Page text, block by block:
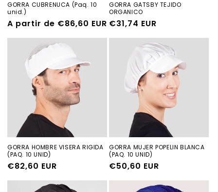
GORRA CUBRENUCA (Paq. 10
unid.)
Precio
habitual
A partir de €86,60 EUR
GORRA GATSBY TEJIDO
ORGANICO
Precio
habitual
€31,74 EUR
GORRA HOMBRE VISERA RIGIDA
(PAQ. 10 UNID)
Precio
habitual
€82,60 EUR
GORRA MUJER POPELIN BLANCA
(PAQ. 10 UNID)
Precio
habitual
€50,60 EUR